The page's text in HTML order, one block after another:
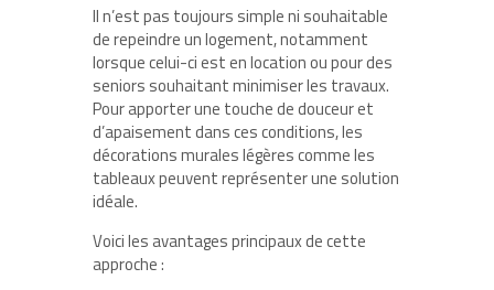
Il n’est pas toujours simple ni souhaitable
de repeindre un logement, notamment
lorsque celui-ci est en location ou pour des
seniors souhaitant minimiser les travaux.
Pour apporter une touche de douceur et
d’apaisement dans ces conditions, les
décorations murales légères comme les
tableaux peuvent représenter une solution
idéale.
Voici les avantages principaux de cette
approche :